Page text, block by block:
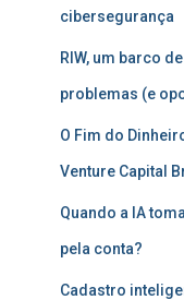
cibersegurança
RIW, um barco
problemas (e
O Fim do
Venture Capital
Quando a IA
pela conta?
Cadastro